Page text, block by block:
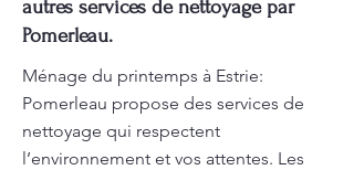
autres services de nettoyage par
Pomerleau.
Ménage du printemps à Estrie:
Pomerleau propose des services de
nettoyage qui respectent
l’environnement et vos attentes. Les